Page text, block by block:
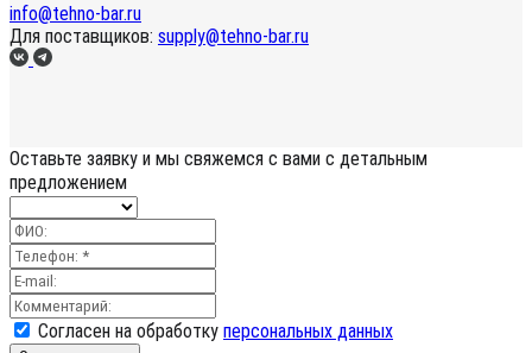
info@tehno-bar.ru
Для поставщиков: supply@tehno-bar.ru
Оставьте заявку и мы свяжемся с вами с детальным
предложением
Согласен на обработку персональных данных